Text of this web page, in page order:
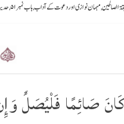
مہمان نوازی اور دعوت کے آداب, باب نمبر ۵۱, حدیث نمبر ۵۳۱, جلد نمبر صفحہ نمبر ۴۲۵
صَائِمًا فَلْيُصَلِّ